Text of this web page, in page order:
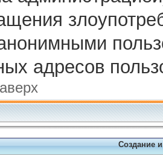
адресов
Создание